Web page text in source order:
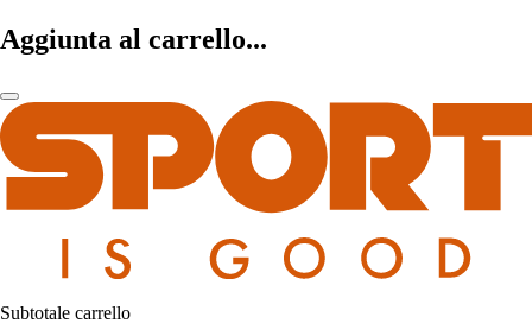
Aggiunta al carrello...
Subtotale carrello